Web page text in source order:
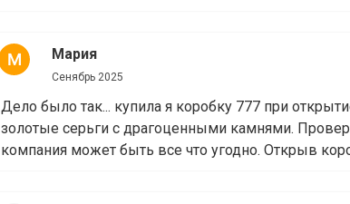
Мария
Сенябрь 2025
Дело было так... купила я коробку 777 при
золотые серьги с драгоценными камнями.
компания может быть все что угодно. Открыв